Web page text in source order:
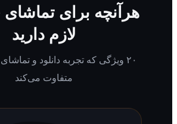
برای تماشای
لازم دارید
۲۰ ویژگی که تجربه دانلود و تماشای آنلاین شما
متفاوت می‌کند